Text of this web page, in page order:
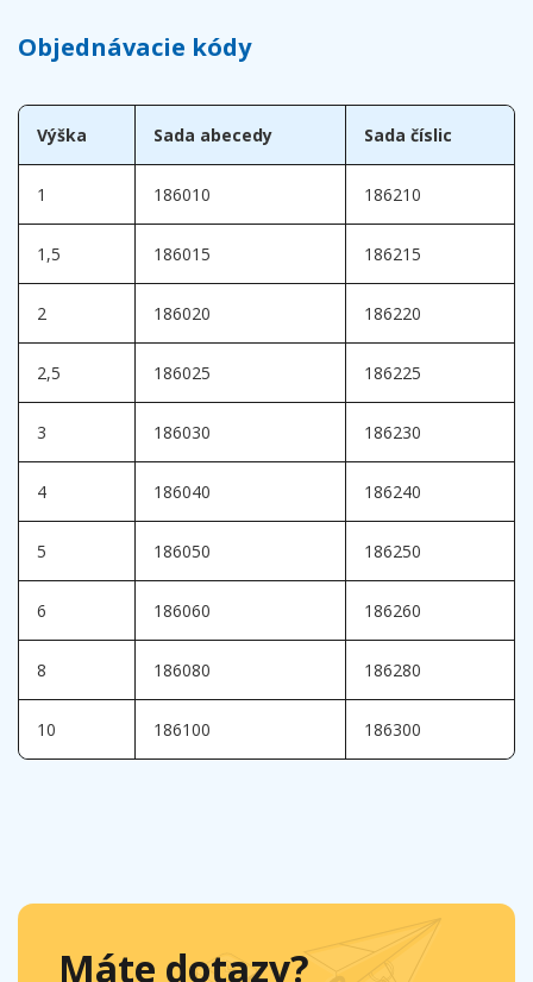
Objednávacie kódy
Výška Sada abecedy Sada číslic
1 186010 186210
1,5 186015 186215
2 186020 186220
2,5 186025 186225
3 186030 186230
4 186040 186240
5 186050 186250
6 186060 186260
8 186080 186280
10 186100 186300
Máte dotazy?